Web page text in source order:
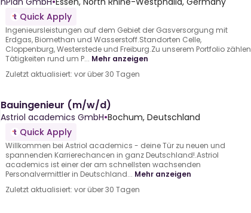
Quick Apply
Ingenieursleistungen auf dem Gebiet der Gasversorgung mit
Erdgas, Biomethan und Wasserstoff.Standorten Celle,
Cloppenburg, Westerstede und Freiburg.Zu unserem Portfolio zählen
Tätigkeiten rund um P... Mehr anzeigen
Zuletzt aktualisiert: vor über 30 Tagen
Bauingenieur (m/w/d)
Astriol academics GmbH•Bochum, Deutschland
Quick Apply
Willkommen bei Astriol academics - deine Tür zu neuen und
spannenden Karrierechancen in ganz Deutschland!.Astriol
academics ist einer der am schnellsten wachsenden
Personalvermittler in Deutschland... Mehr anzeigen
Zuletzt aktualisiert: vor über 30 Tagen